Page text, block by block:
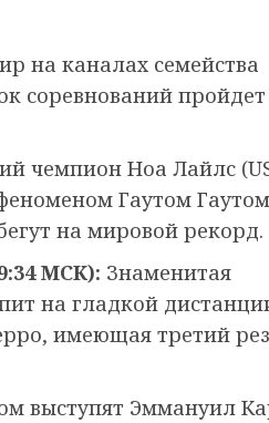
на каналах семейства
соревнований пройдет
чемпион Ноа Лайлс
Гаутом
на мировой рекорд.
МСК): Знаменитая
на гладкой
имеющая третий
выступят Эммануил